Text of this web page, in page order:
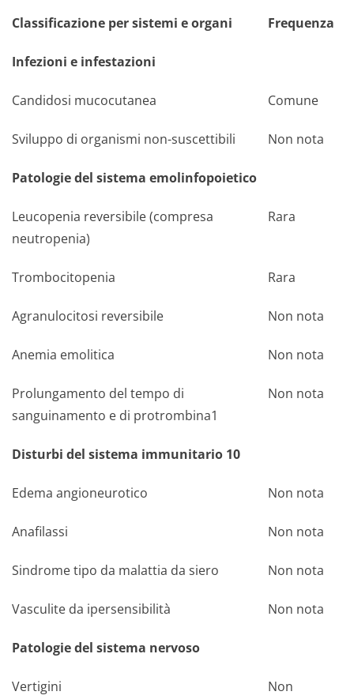
Classificazione per sistemi e organi Frequenza
Infezioni e infestazioni
Candidosi mucocutanea Comune
Sviluppo di organismi non-suscettibili Non nota
Patologie del sistema emolinfopoietico
Leucopenia reversibile (compresa
neutropenia)
Rara
Trombocitopenia Rara
Agranulocitosi reversibile Non nota
Anemia emolitica Non nota
Prolungamento del tempo di
sanguinamento e di protrombina1
Non nota
Disturbi del sistema immunitario 10
Edema angioneurotico Non nota
Anafilassi Non nota
Sindrome tipo da malattia da siero Non nota
Vasculite da ipersensibilità Non nota
Patologie del sistema nervoso
Vertigini Non